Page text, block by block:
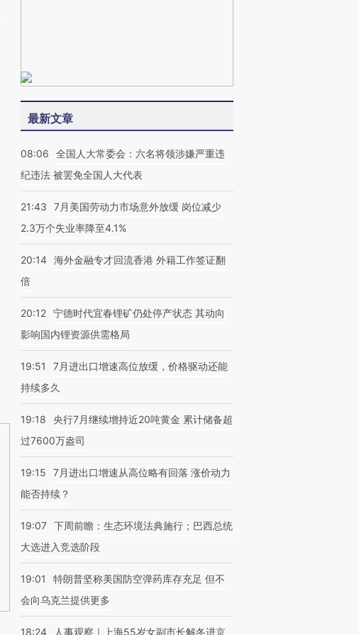
最新文章
08:06
全国人大常委会：六名将领涉嫌严重违
纪违法 被罢免全国人大代表
21:43
7月美国劳动力市场意外放缓 岗位减少
2.3万个失业率降至4.1%
20:14 海外金融专才回流香港 外籍工作签证翻
倍
20:12 宁德时代宜春锂矿仍处停产状态 其动向
影响国内锂资源供需格局
19:51
7月进出口增速高位放缓，价格驱动还能
持续多久
19:18
央行7月继续增持近20吨黄金 累计储备超
过7600万盎司
19:15
7月进出口增速从高位略有回落 涨价动力
能否持续？
19:07 下周前瞻：生态环境法典施行；巴西总统
大选进入竞选阶段
19:01
特朗普坚称美国防空弹药库存充足 但不
会向乌克兰提供更多
18:24 人事观察｜上海55岁女副市长解冬进京